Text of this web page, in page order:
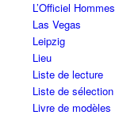
L’Officiel Hommes
Las Vegas
Leipzig
Lieu
Liste de lecture
Liste de sélection
Livre de modèles